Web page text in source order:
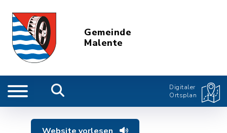
Gemeinde
Malente
Digitaler
Ortsplan